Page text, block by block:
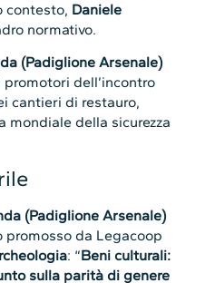
contesto, Daniele
normativo.
(Padiglione Arsenale)
promotori dell’incontro
cantieri di restauro,
mondiale della sicurezza
(Padiglione Arsenale)
promosso da Legacoop
: “Beni culturali:
sulla parità di genere